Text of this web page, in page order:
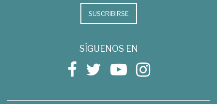
SUSCRIBIRSE
SÍGUENOS EN